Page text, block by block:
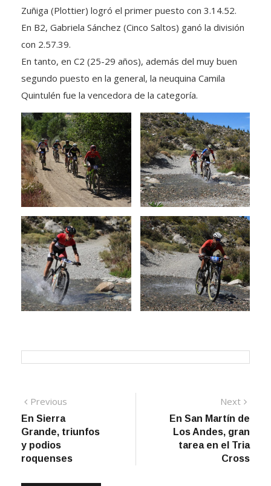
Zuñiga (Plottier) logró el primer puesto con 3.14.52.
En B2, Gabriela Sánchez (Cinco Saltos) ganó la división
con 2.57.39.
En tanto, en C2 (25-29 años), además del muy buen
segundo puesto en la general, la neuquina Camila
Quintulén fue la vencedora de la categoría.
Navegación
de
entradas
Previous
En Sierra
Grande, triunfos
y podios
roquenses
Next
En San Martín de
Los Andes, gran
tarea en el Tria
Cross